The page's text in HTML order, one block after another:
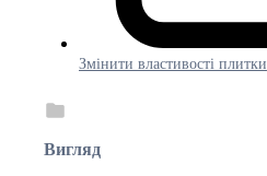
Змінити властивості плитки
Вигляд